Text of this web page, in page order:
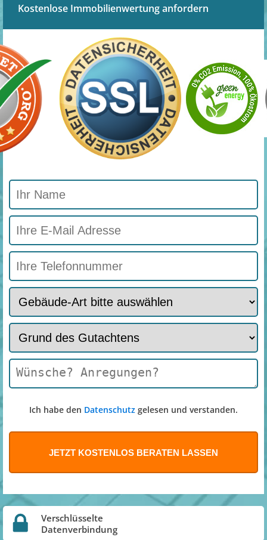
Kostenlose Immobilienwertung anfordern
Ich habe den Datenschutz gelesen und verstanden.
Verschlüsselte
Datenverbindung